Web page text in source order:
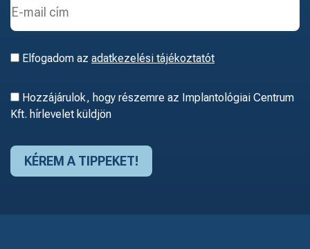
Elfogadom az adatkezelési tájékoztatót
Hozzájárulok, hogy részemre az Implantológiai Centrum
Kft. hírlevelet küldjön